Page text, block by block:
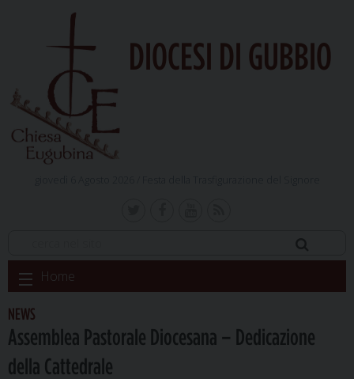
DIOCESI DI GUBBIO
Skip
to
content
Home
NEWS
Assemblea Pastorale Diocesana – Dedicazione
della Cattedrale